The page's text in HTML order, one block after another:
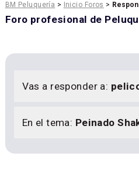
BM Peluquería > Inicio Foros >
Foro profesional de
Vas a responder a:
En el tema: Peinado